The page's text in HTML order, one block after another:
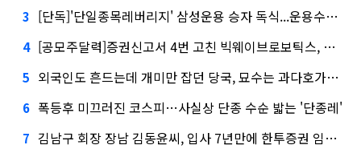
3 [단독]'단일종목레버리지' 삼성운용 승자 독식...운용수익 미래에셋의 6배
4 [공모주달력]증권신고서 4번 고친 빅웨이브로보틱스, 수요예측
5 외국인도 흔드는데 개미만 잡던 당국, 묘수는 과다호가부담금?
6 폭등후 미끄러진 코스피…사실상 단종 수순 밟는 '단종레'
7 김남구 회장 장남 김동윤씨, 입사 7년만에 한투증권 임원 승진